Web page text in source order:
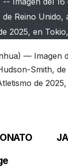
Reino
2025, en
— Imagen
Smith,
de